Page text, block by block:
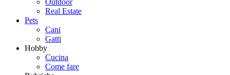
Outdoor
Real Estate
Pets
Cani
Gatti
Hobby
Cucina
Come fare